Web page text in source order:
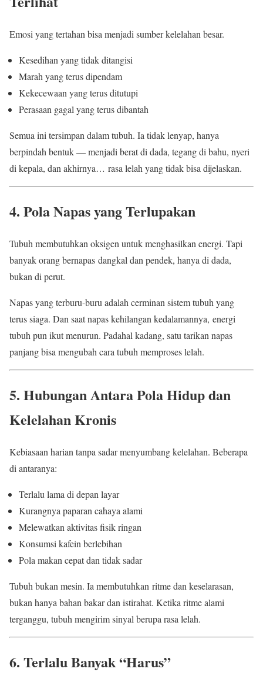
Emosi yang tertahan bisa menjadi sumber kelelahan besar.
Kesedihan yang tidak ditangisi
Marah yang terus dipendam
Kekecewaan yang terus ditutupi
Perasaan gagal yang terus dibantah
Semua ini tersimpan dalam tubuh. Ia tidak lenyap, hanya
berpindah bentuk — menjadi berat di dada, tegang di bahu, nyeri
di kepala, dan akhirnya… rasa lelah yang tidak bisa dijelaskan.
4. Pola Napas yang Terlupakan
Tubuh membutuhkan oksigen untuk menghasilkan energi. Tapi
banyak orang bernapas dangkal dan pendek, hanya di dada,
bukan di perut.
Napas yang terburu-buru adalah cerminan sistem tubuh yang
terus siaga. Dan saat napas kehilangan kedalamannya, energi
tubuh pun ikut menurun. Padahal kadang, satu tarikan napas
panjang bisa mengubah cara tubuh memproses lelah.
5. Hubungan Antara Pola Hidup dan
Kelelahan Kronis
Kebiasaan harian tanpa sadar menyumbang kelelahan. Beberapa
di antaranya:
Terlalu lama di depan layar
Kurangnya paparan cahaya alami
Melewatkan aktivitas fisik ringan
Konsumsi kafein berlebihan
Pola makan cepat dan tidak sadar
Tubuh bukan mesin. Ia membutuhkan ritme dan keselarasan,
bukan hanya bahan bakar dan istirahat. Ketika ritme alami
terganggu, tubuh mengirim sinyal berupa rasa lelah.
6. Terlalu Banyak “Harus”